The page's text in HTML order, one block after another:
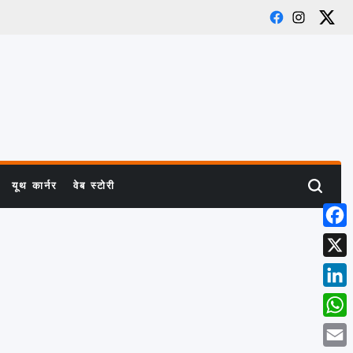
Facebook
Instagram
X
यूथ कार्नर वेब स्टोरी Search
X